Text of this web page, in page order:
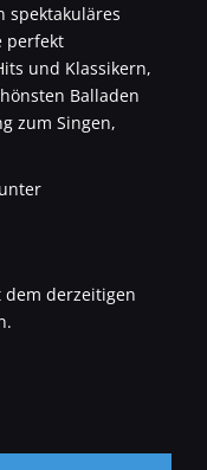
spektakuläres
perfekt
und Klassikern,
Balladen
zum Singen,
derzeitigen